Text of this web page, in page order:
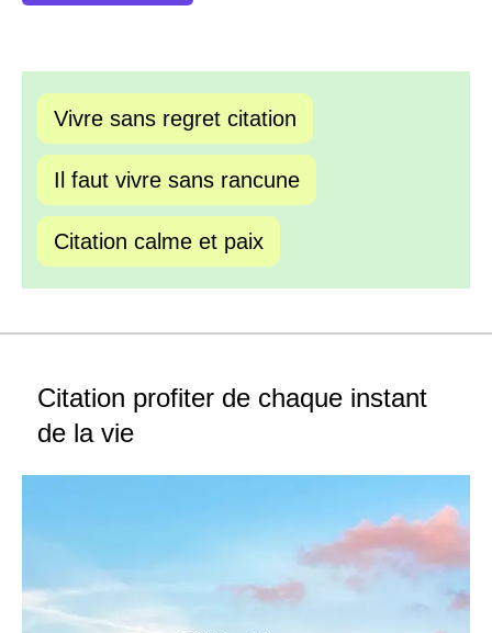
Vivre sans regret citation
Il faut vivre sans rancune
Citation calme et paix
Citation profiter de chaque instant
de la vie